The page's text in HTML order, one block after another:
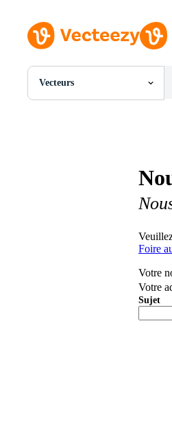
Vecteurs
Toutes Images
Événements Éditoriaux
Foire
Votre
Votre
Sujet